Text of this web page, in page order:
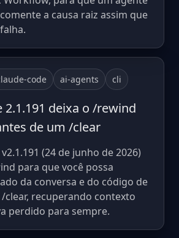
a causa raiz assim que
code ai-agents cli
2.1.191 deixa o /rewind
de um /clear
(24 de junho de 2026)
para que você possa
da conversa e do código de
clear, recuperando contexto
perdido para sempre.